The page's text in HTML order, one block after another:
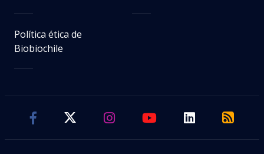
Política ética de
Biobiochile